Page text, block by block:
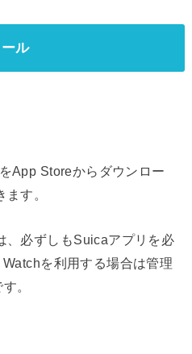
ル
App Storeからダウンロー
す。
、必ずしもSuicaアプリを必
を利用する場合は管理
。